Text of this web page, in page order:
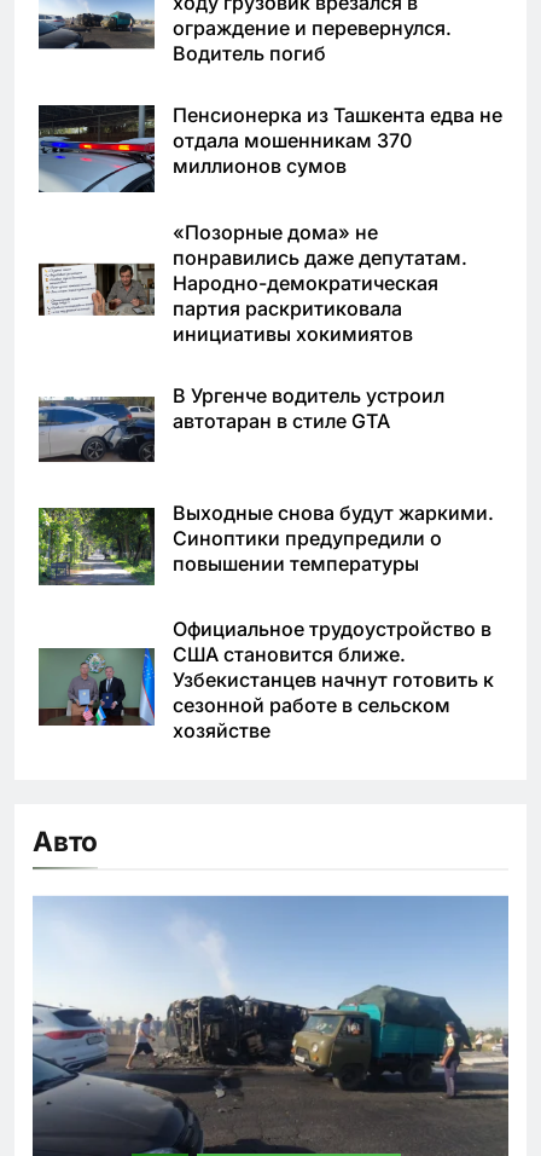
ограждение и перевернулся.
Водитель погиб
Пенсионерка из Ташкента едва не
отдала мошенникам 370
миллионов сумов
«Позорные дома» не
понравились даже депутатам.
Народно-демократическая
партия раскритиковала
инициативы хокимиятов
В Ургенче водитель устроил
автотаран в стиле GTA
Выходные снова будут жаркими.
Синоптики предупредили о
повышении температуры
Официальное трудоустройство в
США становится ближе.
Узбекистанцев начнут готовить к
сезонной работе в сельском
хозяйстве
Авто